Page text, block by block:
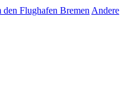
den Flughafen BremenAndere